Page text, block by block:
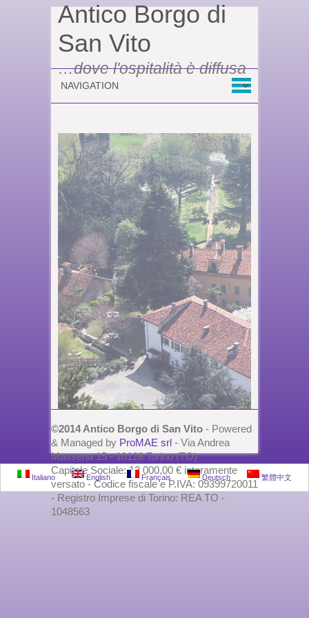
Antico Borgo di
San Vito
…dove l'ospitalità è diffusa
©2014 Antico Borgo di San Vito - Powered
& Managed by ProMAE srl - Via Andrea
Massena 15 - 10128 Torino (TO)
Capitale Sociale: 12 000,00 € interamente
versato - Codice fiscale e P.IVA: 09399720011
- Registro Imprese di Torino: REA TO -
1048563
Italiano English Français Deutsch 繁體中文